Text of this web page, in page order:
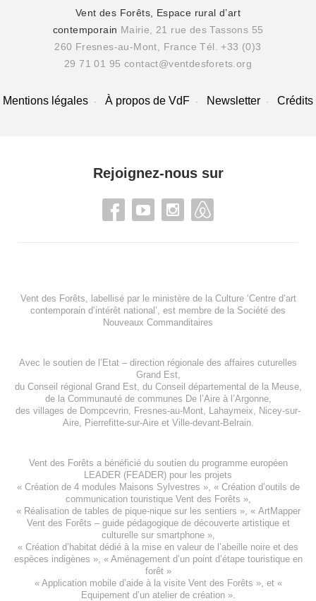
Vent des Forêts, Espace rural d’art
contemporain Mairie, 21 rue des Tassons 55
260 Fresnes-au-Mont, France Tél. +33 (0)3
29 71 01 95 contact@ventdesforets.org
Mentions légales À propos de VdF Newsletter Crédits
Rejoignez-nous sur
Vent des Forêts, labellisé par le ministère de la Culture ‘Centre d’art
contemporain d’intérêt national’, est membre de la Société des
Nouveaux Commanditaires
Avec le soutien de l’Etat – direction régionale des affaires cuturelles
Grand Est,
du Conseil régional Grand Est, du Conseil départemental de la Meuse,
de la Communauté de communes De l’Aire à l’Argonne,
des villages de Dompcevrin Fresnes-au-Mont Lahaymeix
Nicey-sur-
Aire, Pierrefitte-sur-Aireet Ville-devant-Belrain.
Vent des Forêts a bénéficié du soutien du programme européen
LEADER (FEADER) pour les projets
« Création de 4 modules Maisons Sylvestres », « Création d’outils de
communication touristique Vent des Forêts »,
« Réalisation de tables de pique-nique sur les sentiers », « ArtMapper
Vent des Forêts – guide pédagogique de découverte artistique et
culturelle sur smartphone »,
« Création d’habitat dédié à la mise en valeur de l’abeille noire et des
espèces indigènes », « Aménagement d’un point d’étape touristique en
forêt»
« Application mobile d’aide à la visite Vent des Forêts », et «
Equipement d’un atelier de création».